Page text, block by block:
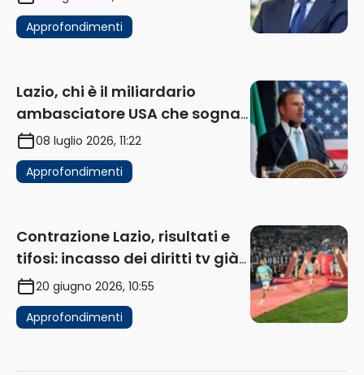
Approfondimenti
Lazio, chi è il miliardario
ambasciatore USA che sogna
di acquistare un club in Italia
08 luglio 2026, 11:22
Approfondimenti
Contrazione Lazio, risultati e
tifosi: incasso dei diritti tv già
in flessione
20 giugno 2026, 10:55
Approfondimenti